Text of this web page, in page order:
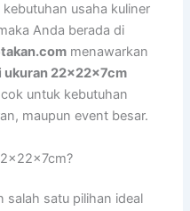
usaha kuliner
Anda berada di
menawarkan
ukuran 22x22x7cm
untuk kebutuhan
maupun event besar.
satu pilihan ideal